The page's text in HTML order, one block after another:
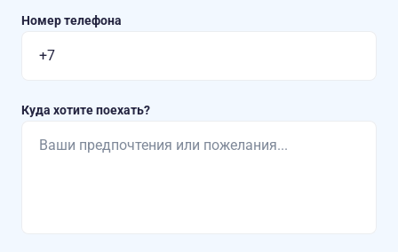
Номер телефона
Куда хотите поехать?